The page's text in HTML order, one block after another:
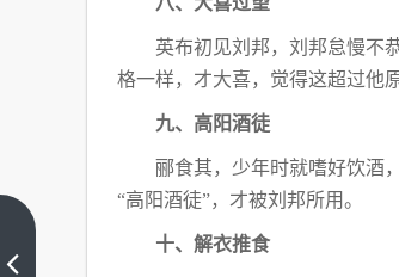
英布初见刘邦，刘邦怠慢不
格一样，才大喜，觉得这超过他
九、高阳酒徒
郦食其，少年时就嗜好饮酒
“高阳酒徒”，才被刘邦所用。
十、解衣推食